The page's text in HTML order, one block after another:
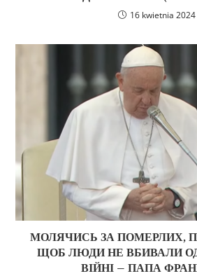
16 kwietnia 2024
МОЛЯЧИСЬ ЗА ПОМЕРЛИХ,
ЩОБ ЛЮДИ НЕ ВБИВАЛИ
ВІЙНІ – ПАПА